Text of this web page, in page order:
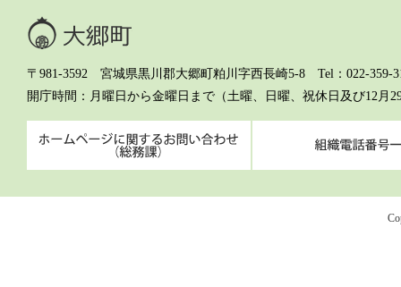
〒981-3592 宮城県黒川郡大郷町粕川字西長崎5-8 Tel：022-359-
開庁時間
月曜日から金曜日まで（土曜、日曜、祝休日及び12月